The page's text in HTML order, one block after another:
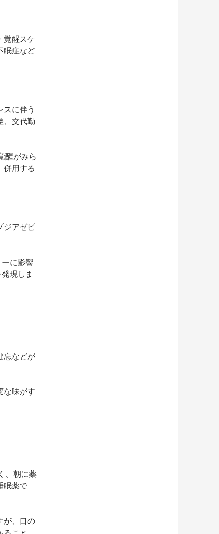
覚醒スケ
眠症など
スに伴う
、交代勤
醒がみら
併用する
ジアゼピ
に影響
現しま
忘などが
な味がす
、朝に薬
眠薬で
が、口の